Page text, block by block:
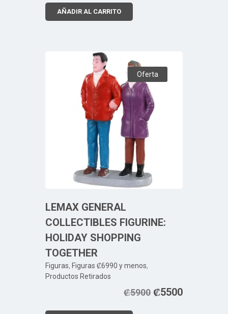
AÑADIR AL CARRITO
Oferta
LEMAX GENERAL
COLLECTIBLES FIGURINE:
HOLIDAY SHOPPING
TOGETHER
Figuras, Figuras ₡6990 y menos,
Productos Retirados
₡5900 ₡5500